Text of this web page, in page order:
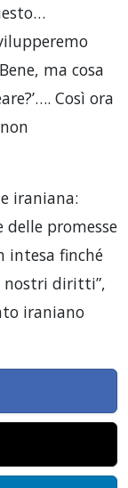
ma cosa
Così ora
iraniana:
delle promesse
intesa finché
nostri diritti”,
iraniano